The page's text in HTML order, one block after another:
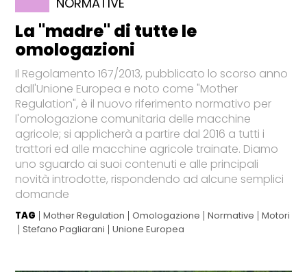
La "madre" di tutte le
omologazioni
Il Regolamento 167/2013, pubblicato lo scorso anno
dall'Unione Europea e noto come "Mother
Regulation", è il nuovo riferimento normativo per
l'omologazione comunitaria delle macchine
agricole; si applicherà a partire dal 2016 a tutti i
trattori ed alle macchine agricole trainate. Diamo
uno sguardo ai suoi contenuti e alle principali
novità introdotte, rispondendo ad alcune semplici
domande
TAG Mother Regulation Omologazione Normative
Motori
Stefano Pagliarani
Unione Europea